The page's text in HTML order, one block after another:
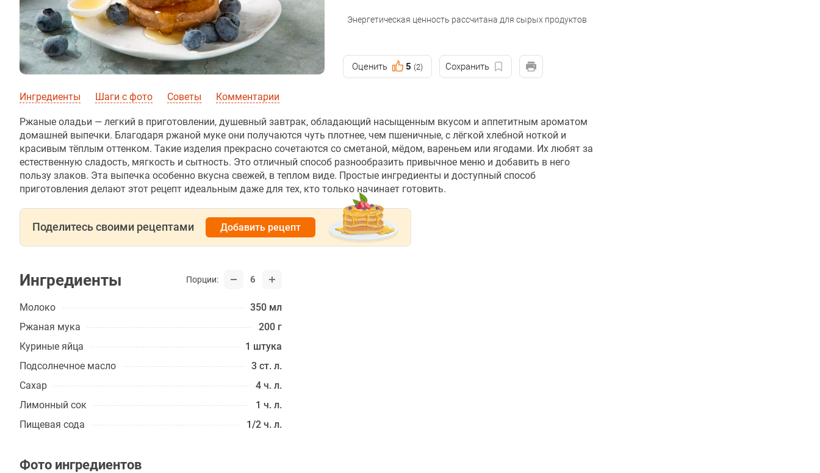
Энергетическая ценность рассчитана для сырых продуктов
Оценить 5 (2) Сохранить
Ингредиенты Шаги с фото Советы Комментарии
Ржаные оладьи — легкий в приготовлении, душевный завтрак, обладающий насыщенным вкусом и аппетитным ароматом
домашней выпечки. Благодаря ржаной муке они получаются чуть плотнее, чем пшеничные, с лёгкой хлебной ноткой и
красивым тёплым оттенком. Такие изделия прекрасно сочетаются со сметаной, мёдом, вареньем или ягодами. Их любят за
естественную сладость, мягкость и сытность. Это отличный способ разнообразить привычное меню и добавить в него
пользу злаков. Эта выпечка особенно вкусна свежей, в теплом виде. Простые ингредиенты и доступный способ
приготовления делают этот рецепт идеальным даже для тех, кто только начинает готовить.
Поделитесь своими рецептами Добавить рецепт
Ингредиенты Порции: 6
Молоко
350 мл
Ржаная мука
200 г
Куриные яйца
1 штука
Подсолнечное масло
3 ст. л.
Сахар
4 ч. л.
Лимонный сок
1 ч. л.
Пищевая сода
1/2 ч. л.
Фото ингредиентов